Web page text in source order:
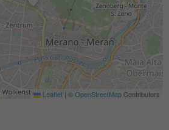
Leaflet | ©OpenStreetMapContributors